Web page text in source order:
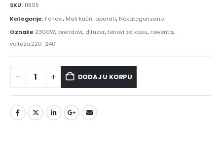
SKU: 11895
Kategorije: Fenovi, Mali kućni aparati, Nekategorisano
Oznake 2300W, brendovi, difuzer,fenovi za kosu, rowenta,
voltaža:220-240
DODAJ U KORPU